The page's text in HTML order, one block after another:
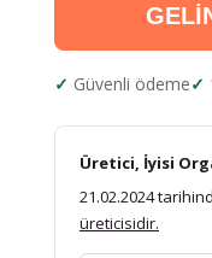
Güvenli ödeme
Üretici, İyisi
21.02.2024
üreticisidir.